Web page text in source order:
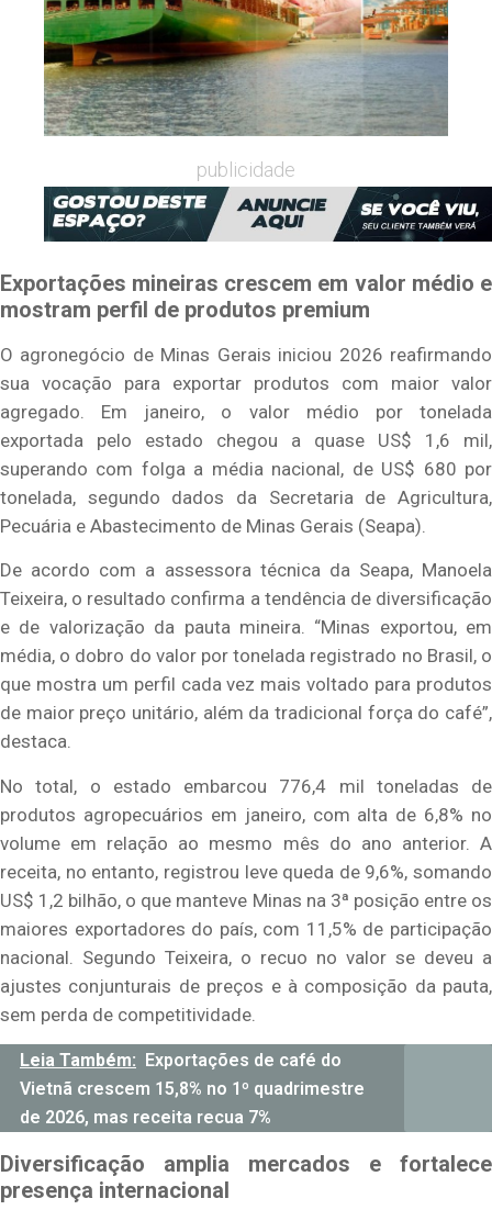
publicidade
Exportações mineiras crescem em valor médio e
mostram perfil de produtos premium
O agronegócio de Minas Gerais iniciou 2026 reafirmando
sua vocação para exportar produtos com maior valor
agregado. Em janeiro, o valor médio por tonelada
exportada pelo estado chegou a quase US$ 1,6 mil,
superando com folga a média nacional, de US$ 680 por
tonelada, segundo dados da Secretaria de Agricultura,
Pecuária e Abastecimento de Minas Gerais (Seapa).
De acordo com a assessora técnica da Seapa, Manoela
Teixeira, o resultado confirma a tendência de diversificação
e de valorização da pauta mineira. “Minas exportou, em
média, o dobro do valor por tonelada registrado no Brasil, o
que mostra um perfil cada vez mais voltado para produtos
de maior preço unitário, além da tradicional força do café”,
destaca.
No total, o estado embarcou 776,4 mil toneladas de
produtos agropecuários em janeiro, com alta de 6,8% no
volume em relação ao mesmo mês do ano anterior. A
receita, no entanto, registrou leve queda de 9,6%, somando
US$ 1,2 bilhão, o que manteve Minas na 3ª posição entre os
maiores exportadores do país, com 11,5% de participação
nacional. Segundo Teixeira, o recuo no valor se deveu a
ajustes conjunturais de preços e à composição da pauta,
sem perda de competitividade.
Leia Também:
Exportações de café do
Vietnã crescem 15,8% no 1º quadrimestre
de 2026, mas receita recua 7%
Diversificação amplia mercados e fortalece
presença internacional